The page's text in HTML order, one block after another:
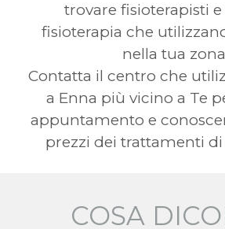
trovare fisioterapisti
fisioterapia che
nella tua
Contatta il centro che
a Enna più vicino a Te
appuntamento e
prezzi dei trattamenti di
COSA